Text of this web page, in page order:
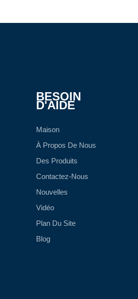
BESOIN
D'AIDE
Maison
À Propos De Nous
Des Produits
Contactez-Nous
Nouvelles
Vidéo
Plan Du Site
Blog